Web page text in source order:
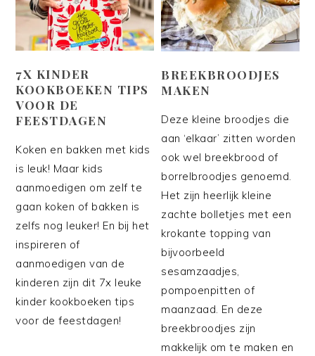
7X KINDER
KOOKBOEKEN TIPS
VOOR DE
FEESTDAGEN
Koken en bakken met kids
is leuk! Maar kids
aanmoedigen om zelf te
gaan koken of bakken is
zelfs nog leuker! En bij het
inspireren of
aanmoedigen van de
kinderen zijn dit 7x leuke
kinder kookboeken tips
voor de feestdagen!
BREEKBROODJES
MAKEN
Deze kleine broodjes die
aan ‘elkaar’ zitten worden
ook wel breekbrood of
borrelbroodjes genoemd.
Het zijn heerlijk kleine
zachte bolletjes met een
krokante topping van
bijvoorbeeld
sesamzaadjes,
pompoenpitten of
maanzaad. En deze
breekbroodjes zijn
makkelijk om te maken en